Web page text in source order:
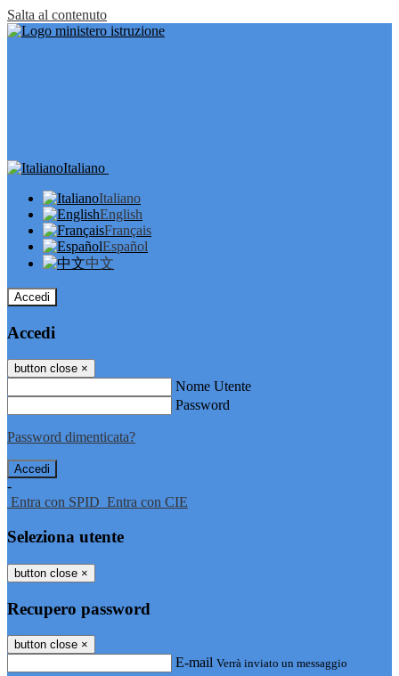
Salta al contenuto
Italiano
Italiano
English
Français
Español
中文
Accedi
Accedi
button close ×
Nome Utente
Password
Password dimenticata?
-
Entra con SPID Entra con CIE
Seleziona utente
button close ×
Recupero password
button close ×
E-mail Verrà inviato un messaggio